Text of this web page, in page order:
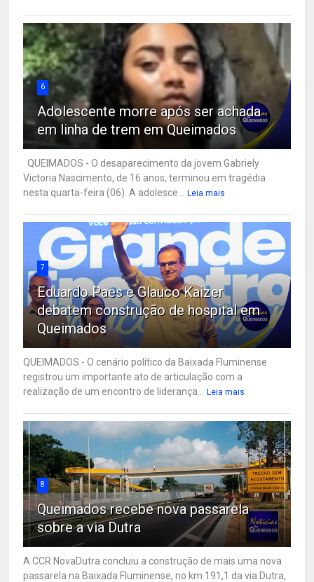
6
Adolescente morre após ser achada
em linha de trem em Queimados
QUEIMADOS - O desaparecimento da jovem Gabriely
Victoria Nascimento, de 16 anos, terminou em tragédia
nesta quarta-feira (06). A adolesce...
Leia mais
7
Eduardo Paes e Glauco Kaizer
debatem construção de hospital em
Queimados
QUEIMADOS - O cenário político da Baixada Fluminense
registrou um importante ato de articulação com a
realização de um encontro de liderança...
Leia mais
8
Queimados recebe nova passarela
sobre a via Dutra
A CCR NovaDutra concluiu a construção de mais uma nova
passarela na Baixada Fluminense, no km 191,1 da via Dutra,